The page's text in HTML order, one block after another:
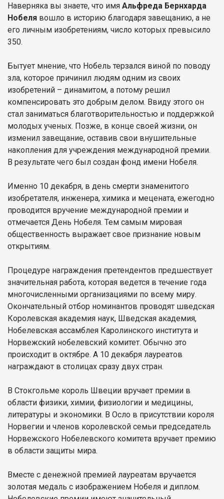
Наверняка вы знаете, что имя Альфреда Бернхарда
Нобеля вошло в историю благодаря завещанию, а не
его личным изобретениям, число которых превысило
350.
Бытует мнение, что Нобель терзался виной по поводу
зла, которое причинил людям одним из своих
изобретений – динамитом, а потому решил
компенсировать это добрым делом. Ввиду этого он
стал заниматься благотворительностью и поддержкой
молодых ученых. Позже, в конце своей жизни, он
изменил завещание, оставив свои внушительные
накопления для учреждения международной премии.
В результате чего был создан фонд имени Нобеля.
Именно 10 декабря, в день смерти знаменитого
изобретателя, инженера, химика и мецената, ежегодно
проводится вручение международной премии и
отмечается День Нобеля. Тем самым мировая
общественность выражает свое признание новым
открытиям.
Процедуре награждения претендентов предшествует
значительная работа, которая ведется в течение года
многочисленными организациями по всему миру.
Окончательный отбор номинантов проводят шведская
Королевская академия наук, Шведская академия,
Нобелевская ассамблея Каролинского института и
Норвежский нобелевский комитет. Обычно это
происходит в октябре. А 10 декабря лауреатов
награждают в столицах сразу двух стран.
В Стокгольме король Швеции вручает премии в
области физики, химии, физиологии и медицины,
литературы и экономики. В Осло в присутствии короля
Норвегии и членов королевской семьи председатель
Норвежского Нобелевского комитета вручает премию
в области защиты мира.
Вместе с денежной премией лауреатам вручается
золотая медаль с изображением Нобеля и диплом.